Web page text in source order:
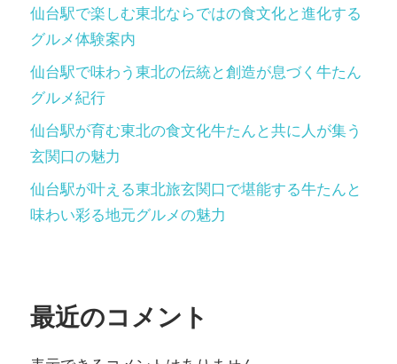
仙台駅で楽しむ東北ならではの食文化と進化する
グルメ体験案内
仙台駅で味わう東北の伝統と創造が息づく牛たん
グルメ紀行
仙台駅が育む東北の食文化牛たんと共に人が集う
玄関口の魅力
仙台駅が叶える東北旅玄関口で堪能する牛たんと
味わい彩る地元グルメの魅力
最近のコメント